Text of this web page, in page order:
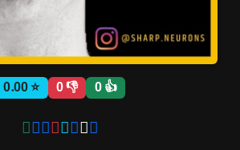
اشتراک‌ها
👍 0
👎 0
⭐ 0.00